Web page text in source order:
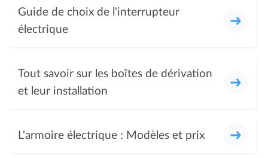
Guide de choix de l'interrupteur
électrique
Tout savoir sur les boîtes de dérivation
et leur installation
L'armoire électrique : Modèles et prix